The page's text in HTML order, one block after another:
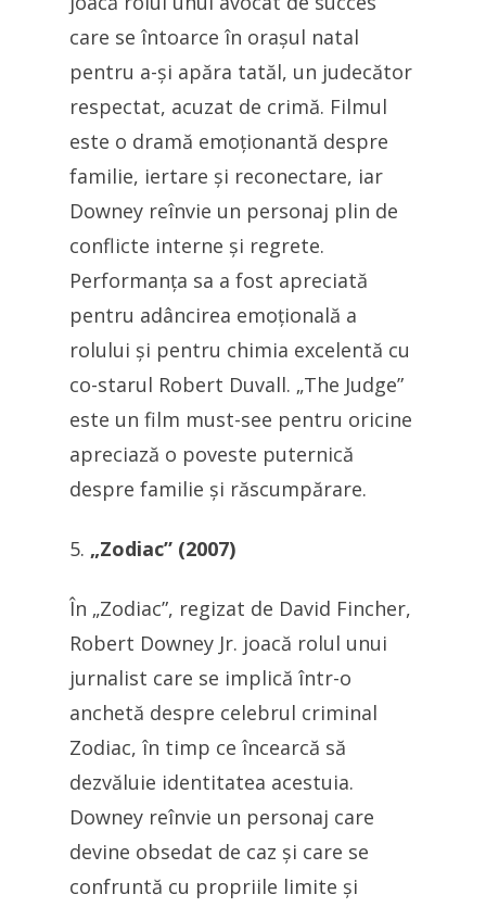
care se întoarce în orașul natal
pentru a-și apăra tatăl, un judecător
respectat, acuzat de crimă. Filmul
este o dramă emoționantă despre
familie, iertare și reconectare, iar
Downey reînvie un personaj plin de
conflicte interne și regrete.
Performanța sa a fost apreciată
pentru adâncirea emoțională a
rolului și pentru chimia excelentă cu
co-starul Robert Duvall. „The Judge”
este un film must-see pentru oricine
apreciază o poveste puternică
despre familie și răscumpărare.
„Zodiac” (2007)
În „Zodiac”, regizat de David Fincher,
Robert Downey Jr. joacă rolul unui
jurnalist care se implică într-o
anchetă despre celebrul criminal
Zodiac, în timp ce încearcă să
dezvăluie identitatea acestuia.
Downey reînvie un personaj care
devine obsedat de caz și care se
confruntă cu propriile limite și